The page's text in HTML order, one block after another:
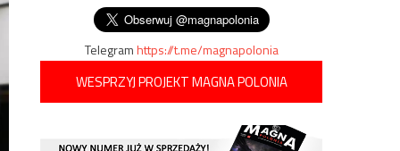
Telegramhttps://t.me/magnapolonia
WESPRZYJ PROJEKT MAGNA POLONIA